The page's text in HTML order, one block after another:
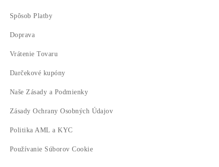
Spôsob Platby
Doprava
Vrátenie Tovaru
Darčekové kupóny
Naše Zásady a Podmienky
Zásady Ochrany Osobných Údajov
Politika AML a KYC
Používanie Súborov Cookie